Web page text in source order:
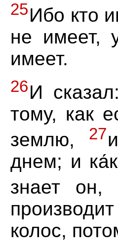
25Ибо кто
не имеет,
имеет.
26И
тому, как
землю,
27
днем; и
знает он,
колос,